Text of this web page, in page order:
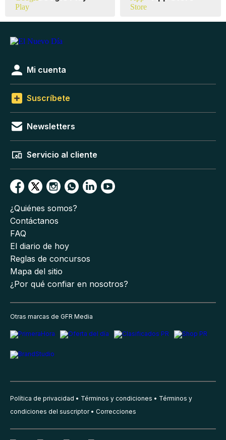
Mi cuenta
Suscríbete
Newsletters
Servicio al cliente
¿Quiénes somos?
Contáctanos
FAQ
El diario de hoy
Reglas de concursos
Mapa del sitio
¿Por qué confiar en nosotros?
Otras marcas de GFR Media
Política de privacidad Términos y condiciones
Términos y
condiciones del suscriptor
Correcciones